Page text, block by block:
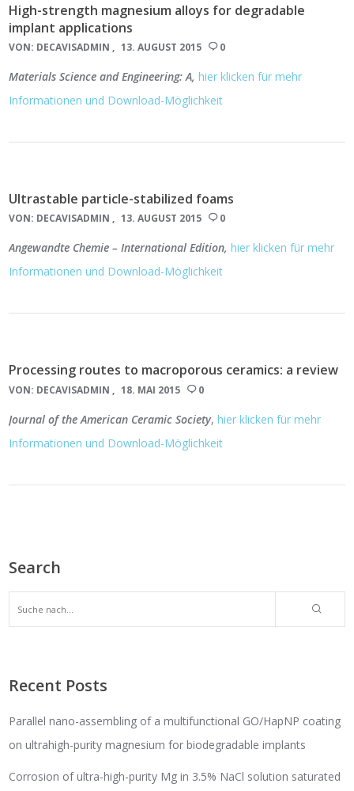
High-strength magnesium alloys for degradable
implant applications
VON: DECAVISADMIN 13. AUGUST 2015 0
Materials Science and Engineering: A, hier klicken für mehr
Informationen und Download-Möglichkeit
Ultrastable particle-stabilized foams
VON: DECAVISADMIN 13. AUGUST 2015 0
Angewandte Chemie – International Edition, hier klicken für mehr
Informationen und Download-Möglichkeit
Processing routes to macroporous ceramics: a review
VON: DECAVISADMIN 18. MAI 2015 0
Journal of the American Ceramic Society,hier klicken für mehr
Informationen und Download-Möglichkeit
Search
Recent Posts
Parallel nano-assembling of a multifunctional GO/HapNP coating
on ultrahigh-purity magnesium for biodegradable implants
Corrosion of ultra-high-purity Mg in 3.5% NaCl solution saturated